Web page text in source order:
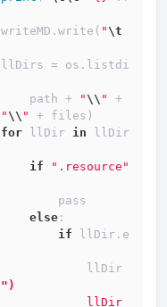
                        writeMD.write(
" \t
                        llDirs
= os.listdi
                            path
+ " \\ "
+
" \\ " + files)
for llDir in llDir
if
".resource"
                                pass
else :
if llDir.e
")